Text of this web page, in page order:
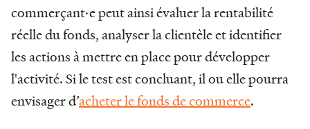
commerçant·e peut ainsi évaluer la rentabilité
réelle du fonds, analyser la clientèle et identifier
les actions à mettre en place pour développer
l'activité. Si le test est concluant, il ou elle pourra
envisager d’acheter le fonds de commerce.